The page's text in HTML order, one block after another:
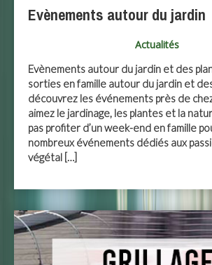
Evènements autour du jardin
Actualités
Evènements autour du jardin et des
sorties en famille autour du jardin et
découvrez les événements près de
aimez le jardinage, les plantes et la
pas profiter d’un week-end en famille
nombreux événements dédiés aux
végétal […]